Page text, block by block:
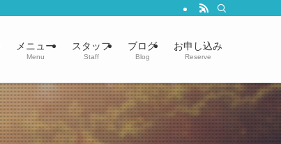
メニュー
Menu
スタッフ
Staff
ブログ
Blog
お申し込み
Reserve